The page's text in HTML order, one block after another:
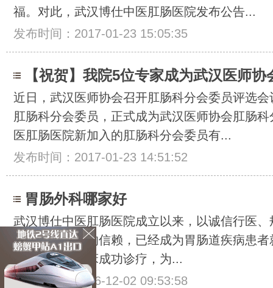
福。对此，武汉博仕中医肛肠医院发布公告...
发布时间：2017-01-23 15:05:35
【祝贺】我院5位专家成为武汉医师协
近日，武汉医师协会召开肛肠科分会委员评选
肛肠科分会委员，正式成为武汉医师协会肛肠
医肛肠医院新加入的肛肠科分会委员有...
发布时间：2017-01-23 14:51:52
胃肠外科哪家好
武汉博仕中医肛肠医院成立以来，以诚信行医
众多患者朋友的信赖，已经成为胃肠道疾病患
疑难急症的临床成功诊疗，为...
发布时间：2016-12-02 09:53:58